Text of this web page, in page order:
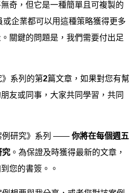
奇，但它是一種簡單且可複製的
企業都可以用這種策略獲得更多
關鍵的問題是，我們需要付出足
系列的第2篇文章，如果對您有幫
友或同事，大家共同學習，共同
例研究》系列 —— 你將在每個週五
究 。為保證及時獲得最新的文章，
您的書簽。。